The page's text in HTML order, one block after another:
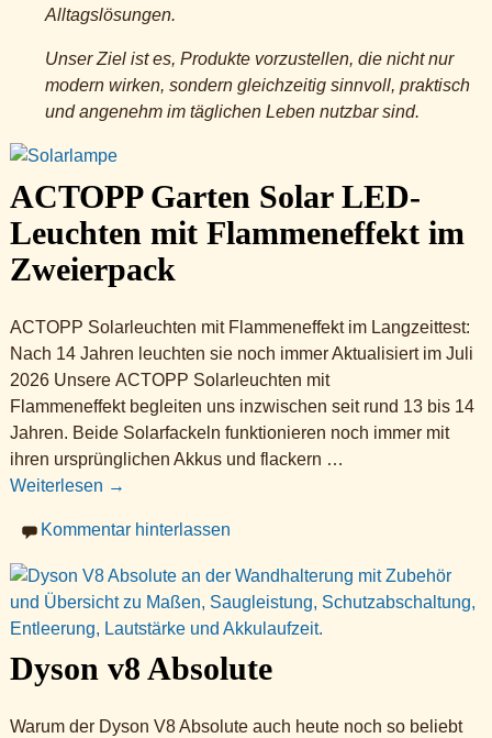
Alltagslösungen.
Unser Ziel ist es, Produkte vorzustellen, die nicht nur
modern wirken, sondern gleichzeitig sinnvoll, praktisch
und angenehm im täglichen Leben nutzbar sind.
ACTOPP Garten Solar LED-
Leuchten mit Flammeneffekt im
Zweierpack
ACTOPP Solarleuchten mit Flammeneffekt im Langzeittest:
Nach 14 Jahren leuchten sie noch immer Aktualisiert im Juli
2026 Unsere ACTOPP Solarleuchten mit
Flammeneffekt begleiten uns inzwischen seit rund 13 bis 14
Jahren. Beide Solarfackeln funktionieren noch immer mit
ihren ursprünglichen Akkus und flackern …
Weiterlesen →
Kommentar hinterlassen
Dyson v8 Absolute
Warum der Dyson V8 Absolute auch heute noch so beliebt